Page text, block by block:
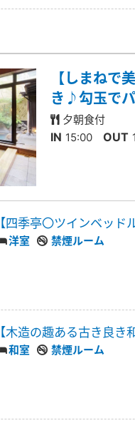
【しまねで
き♪勾玉で
夕朝食付
IN 15:00 OUT
【四季亭〇ツインベッド
洋室 禁煙ルーム
【木造の趣ある古き良
和室 禁煙ルーム